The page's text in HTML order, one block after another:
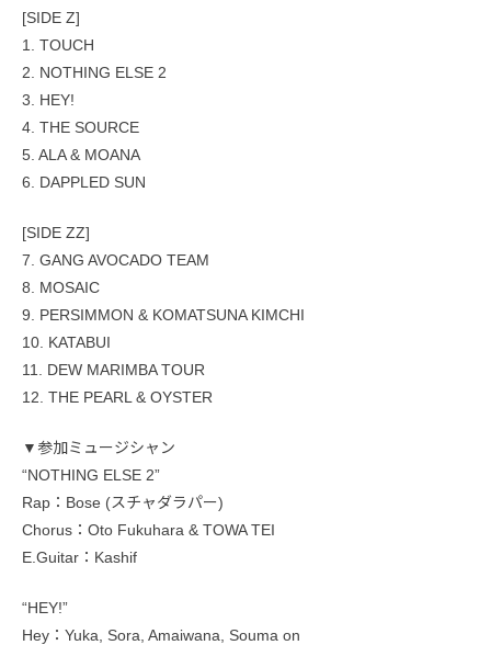
[SIDE Z]
1. TOUCH
2. NOTHING ELSE 2
3. HEY!
4. THE SOURCE
5. ALA & MOANA
6. DAPPLED SUN
[SIDE ZZ]
7. GANG AVOCADO TEAM
8. MOSAIC
9. PERSIMMON & KOMATSUNA KIMCHI
10. KATABUI
11. DEW MARIMBA TOUR
12. THE PEARL & OYSTER
▼参加ミュージシャン
“NOTHING ELSE 2”
Rap：Bose (スチャダラパー)
Chorus：Oto Fukuhara & TOWA TEI
E.Guitar：Kashif
“HEY!”
Hey：Yuka, Sora, Amaiwana, Souma on